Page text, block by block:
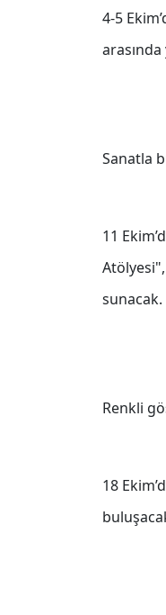
4-5
Sanatla
11
sunacak.
Renkli
18